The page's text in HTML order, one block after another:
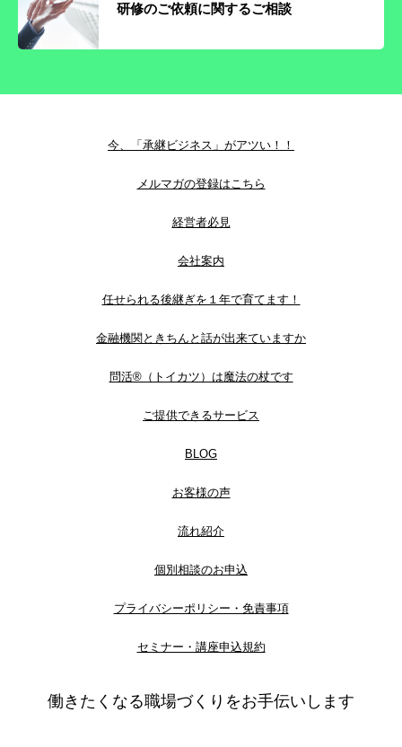
研修のご依頼に関するご相談
今、「承継ビジネス」がアツい！！
メルマガの登録はこちら
経営者必見
会社案内
任せられる後継ぎを１年で育てます！
金融機関ときちんと話が出来ていますか
問活®（トイカツ）は魔法の杖です
ご提供できるサービス
BLOG
お客様の声
流れ紹介
個別相談のお申込
プライバシーポリシー・免責事項
セミナー・講座申込規約
働きたくなる職場づくりをお手伝いします